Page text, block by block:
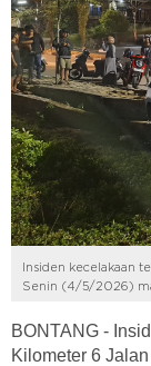
Insiden kecelakaan
Senin (4/5/2026)
BONTANG -
Kilometer 6